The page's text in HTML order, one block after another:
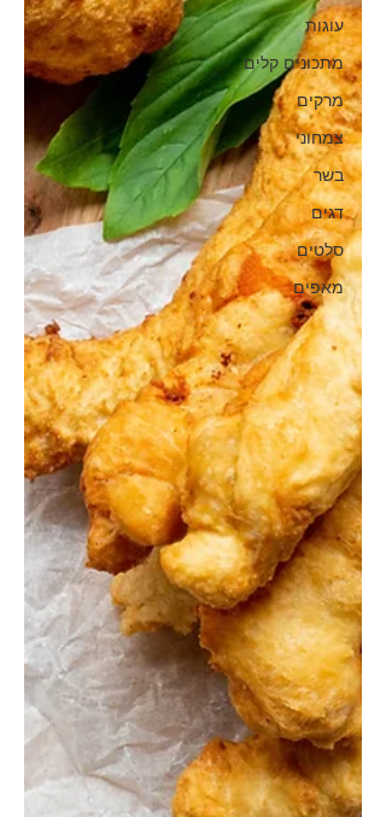
עוגות
מתכונים קלים
מרקים
צמחוני
בשר
דגים
סלטים
מאפים